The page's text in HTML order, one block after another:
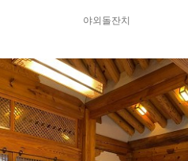
야외돌잔치